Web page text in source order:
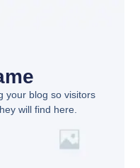
your blog so visitors
will find here.